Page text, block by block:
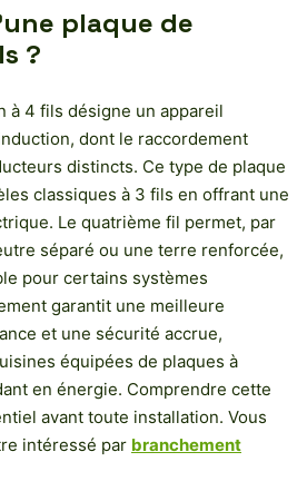
plaque de
?
à 4 fils désigne un appareil
dont le raccordement
distincts. Ce type de plaque
classiques à 3 fils en offrant une
Le quatrième fil permet, par
séparé ou une terre renforcée,
pour certains systèmes
garantit une meilleure
et une sécurité accrue,
équipées de plaques à
en énergie. Comprendre cette
avant toute installation. Vous
intéressé par branchement